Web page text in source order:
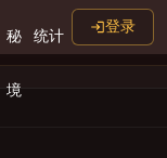
秘
境
统计
登录